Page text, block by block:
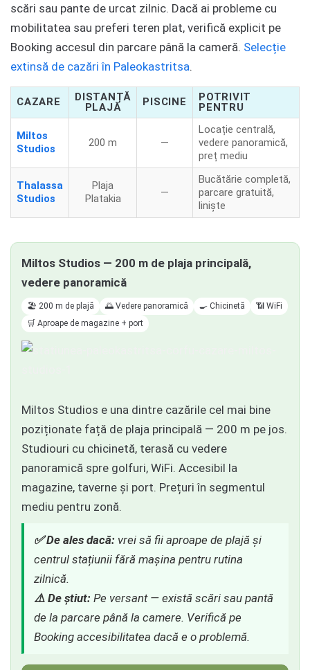
scări sau pante de urcat zilnic. Dacă ai probleme cu
mobilitatea sau preferi teren plat, verifică explicit pe
Booking accesul din parcare până la cameră. Selecție
extinsă de cazări în Paleokastritsa.
CAZARE
DISTANȚĂ
PLAJĂ
PISCINE
POTRIVIT
PENTRU
Miltos
Studios
200 m —
Locație centrală,
vedere panoramică,
preț mediu
Thalassa
Studios
Plaja
Platakia
—
Bucătărie completă,
parcare gratuită,
liniște
Miltos Studios — 200 m de plaja principală,
vedere panoramică
🏖️ 200 m de plajă 🌅 Vedere panoramică 🍳 Chicinetă
📶 WiFi
🛒 Aproape de magazine + port
Miltos Studios e una dintre cazările cel mai bine
poziționate față de plaja principală — 200 m pe jos.
Studiouri cu chicinetă, terasă cu vedere
panoramică spre golfuri, WiFi. Accesibil la
magazine, taverne și port. Prețuri în segmentul
mediu pentru zonă.
✅ De ales dacă: vrei să fii aproape de plajă și
centrul stațiunii fără mașina pentru rutina
zilnică.
⚠️ De știut: Pe versant — există scări sau pantă
de la parcare până la camere. Verifică pe
Booking accesibilitatea dacă e o problemă.